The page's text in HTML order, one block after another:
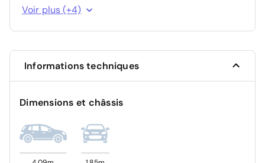
Allumage automatique des feux et des essuie-glaces
Voir plus (+4)
Informations techniques
Dimensions et châssis